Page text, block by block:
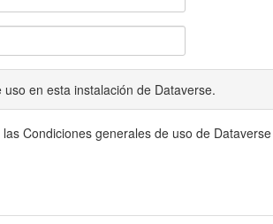
en esta instalación de Dataverse.
Condiciones generales de uso de